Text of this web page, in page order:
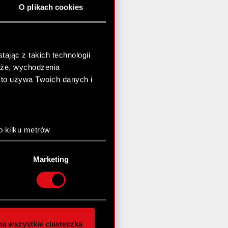
O plikach cookies
z takich technologii
wychodzenia
używa Twoich danych i
kilku metrów
(fingerprinting,
preferencje w
chwili.
i
Marketing
wszystkie ciasteczka